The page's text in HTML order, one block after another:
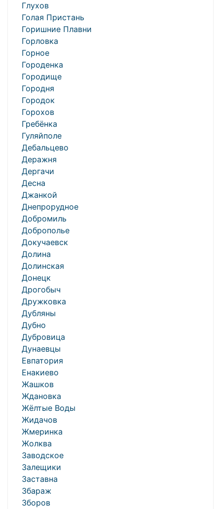
Глухов
Голая Пристань
Горишние Плавни
Горловка
Горное
Городенка
Городище
Городня
Городок
Горохов
Гребёнка
Гуляйполе
Дебальцево
Деражня
Дергачи
Десна
Джанкой
Днепрорудное
Добромиль
Доброполье
Докучаевск
Долина
Долинская
Донецк
Дрогобыч
Дружковка
Дубляны
Дубно
Дубровица
Дунаевцы
Евпатория
Енакиево
Жашков
Ждановка
Жёлтые Воды
Жидачов
Жмеринка
Жолква
Заводское
Залещики
Заставна
Збараж
Зборов